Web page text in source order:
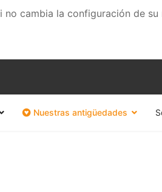
cambia la configuración de
Nuestras antigüedades